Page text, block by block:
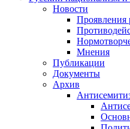
Новости
Проявления
Мнения
Публикации
Документы
Архив